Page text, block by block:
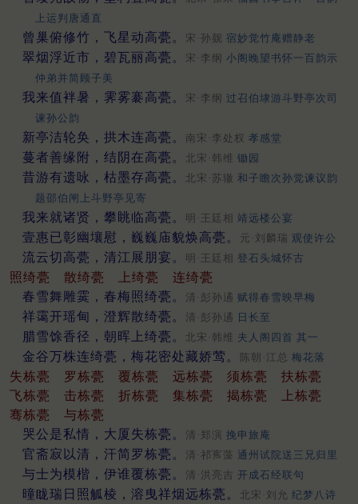
上运判唐通直
曾巢俯修竹，飞星动高甍。 宋·孙觌 宿妙觉竹庵赠静老
翠烟浮近市，碧瓦丽高甍。 宋·李纲 小阁晚望书怀一百韵示
仲弟并简顾子美
我来值袢暑，霁雾褰高甍。 宋·李纲 过召伯埭游斗野亭次司
谏孙公韵
新亭洁轮奂，拱木连高甍。 南宋·李处权 孝感堂
蔓者善缘附，结阴在高甍。 北宋·韩维 锄园
昔游有遗咏，枯墨存高甍。 北宋·苏辙 和子瞻次孙觉谏议韵
题邵伯闸上斗野亭见寄
我来就诸贤，攀眺临高甍。 明·王廷相 靖远楼公宴
壹惠已彰幽壤慰，巍巍庙貌焕高甍。 元·刘麟瑞 观使许公
流云切高甍，清江展朋宴。 明·王廷相 登石头城怀古
照绮甍 散绮甍 上绮甍
连绮甍
春雪舞雕霙，春梅照绮甍。
清·彭孙遹 赋得春雪映早梅
祥霭开瑶甸，澄辉散绮甍。 清·彭孙遹 日长至
腊雪馀香径，朝晖上绮甍。 北宋·韩维 夫人阁四首 其一
金谷万株连绮甍，梅花密处藏娇莺。 陈朝·江总 梅花落
失栋甍 罗栋甍 覆栋甍 远栋甍 须栋甍
扶栋甍
飞栋甍
击栋甍 折栋甍 集栋甍 揭栋甍
上栋甍
骞栋甍
与栋甍
哭公是私情，大厦失栋甍。
清·郑演 挽申旅庵
官斋寂以清，汗简罗栋甍。 清·祁寯藻 通州试院送三兄归里
与士为模楷，伊谁覆栋甍。 清·洪亮吉 开成石经联句
曈眬瑞日照觚棱，溶曳祥烟远栋甍。 北宋·刘允 纪梦八诗